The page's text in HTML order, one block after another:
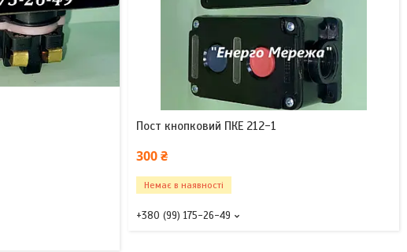
Пост кнопковий ПКЕ 212-1
300 ₴
Немає в наявності
+380 (99) 175-26-49